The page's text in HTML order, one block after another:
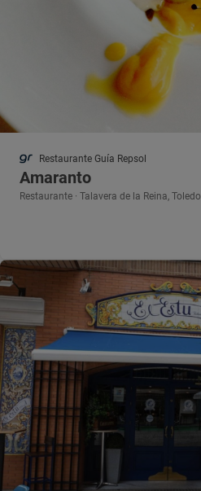
Restaurante Guía Repsol
Amaranto
Restaurante · Talavera de la Reina, Toledo